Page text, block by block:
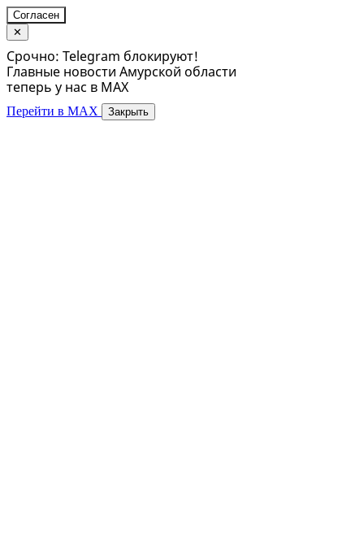
Согласен
✕
Срочно: Telegram блокируют!
Главные новости Амурской области
теперь у нас в MAX
Перейти в MAX Закрыть